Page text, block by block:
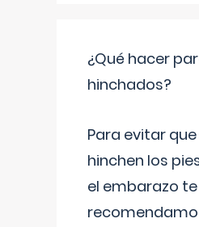
¿Qué hacer
hinchados?
Para evitar
hinchen los
el embarazo te